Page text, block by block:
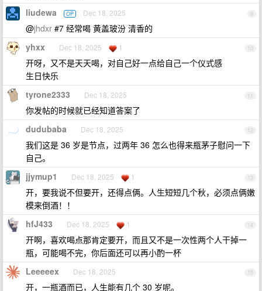
9
liudewa OP Dec 18, 2025
@jhdxr #7 经常喝 黄盖玻汾 清香的
10
yhxx Dec 18, 2025 1
开呀，又不是天天喝，对自己好一点给自己一个仪式感
生日快乐
11
tyrone2333 Dec 18, 2025
你发帖的时候就已经知道答案了
12
dudubaba Dec 18, 2025
我们这是 36 岁是节点，过两年 36 怎么也得来瓶茅子慰问一下
自己。
13
jjymup1 Dec 18, 2025 1
开，要我说不但要开，还得点俩。人生短短几个秋，必须点俩嫩
模来倒酒！！
14
hfJ433 Dec 18, 2025 1
开啊，喜欢喝点那肯定要开，而且又不是一次性两个人干掉一
瓶，可能喝不完，你后面还可以再小酌一杯
15
Leeeeex Dec 18, 2025
开，一瓶酒而已，人生能有几个 30 岁呢。